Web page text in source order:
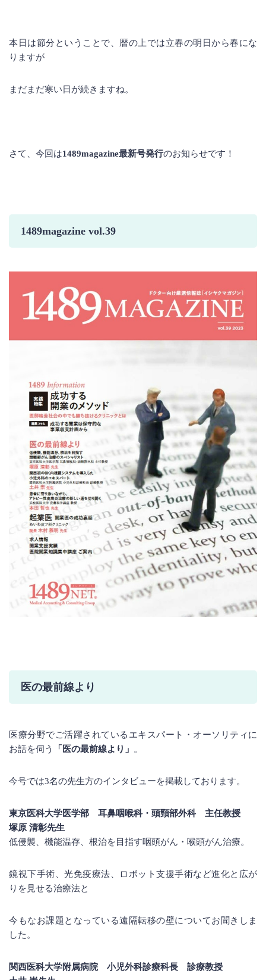
本日は節分ということで、暦の上では立春の明日から春にな
りますが
まだまだ寒い日が続きますね。
さて、今回は1489magazine最新号発行のお知らせです！
1489magazine vol.39
医の最前線より
医療分野でご活躍されているエキスパート・オーソリティに
お話を伺う
「医の最前線より」 。
今号では3名の先生方のインタビューを掲載しております。
東京医科大学医学部 耳鼻咽喉科・頭頸部外科 主任教授
塚原 清彰先生
低侵襲、機能温存、根治を目指す咽頭がん・喉頭がん治療。
鏡視下手術、光免疫療法、ロボット支援手術など進化と広が
りを見せる治療法と
今もなお課題となっている遠隔転移の壁についてお聞きしま
した。
関西医科大学附属病院 小児外科診療科長 診療教授